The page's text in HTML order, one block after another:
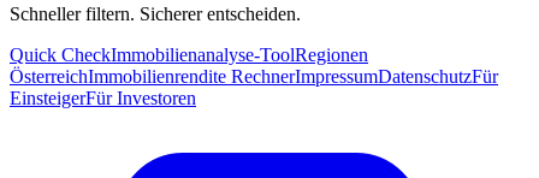
Schneller filtern. Sicherer entscheiden.
Quick CheckImmobilienanalyse-ToolRegionen
ÖsterreichImmobilienrendite RechnerImpressumDatenschutzFür
EinsteigerFür Investoren